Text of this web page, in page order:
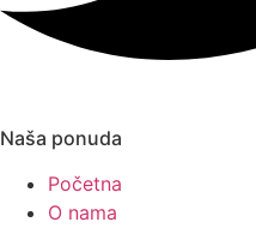
Naša ponuda
Početna
O nama